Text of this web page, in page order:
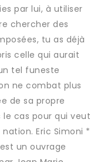
par lui, à utiliser
chercher des
tu as déjà
celle qui aurait
tel funeste
ne combat plus
de sa propre
le cas pour qui veut
Eric Simoni *
un ouvrage